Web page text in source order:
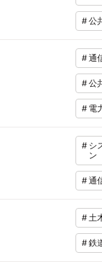
#公
#通
#公
# 電
# シ
ン
#通
#土
#鉄